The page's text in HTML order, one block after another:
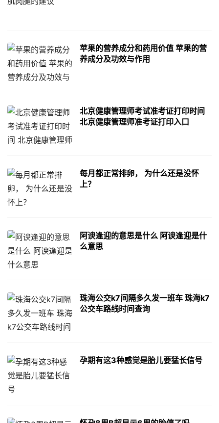
苹果的营养成分和药用价值 苹果的营
养成分及功效与作用
北京健康管理师考试准考证打印时间
北京健康管理师准考证打印入口
每月都正常排卵， 为什么还是没怀
上？
阿谀逢迎的意思是什么 阿谀逢迎是什
么意思
珠海公交k7间隔多久发一班车 珠海k7
公交车路线时间查询
孕期有这3种感觉是胎儿要猛长信号